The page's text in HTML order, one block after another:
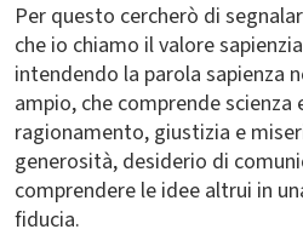
Per questo cercherò di
che io chiamo il valore
intendendo la parola sapienza
ampio, che comprende
ragionamento, giustizia e
generosità, desiderio di
comprendere le idee altrui in
fiducia.